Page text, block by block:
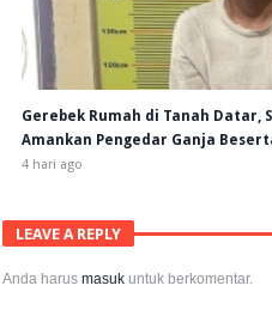
Gerebek Rumah di Tanah Datar,
Amankan Pengedar Ganja
4 hari ago
LEAVE A REPLY
Anda harusmasuk untuk berkomentar.